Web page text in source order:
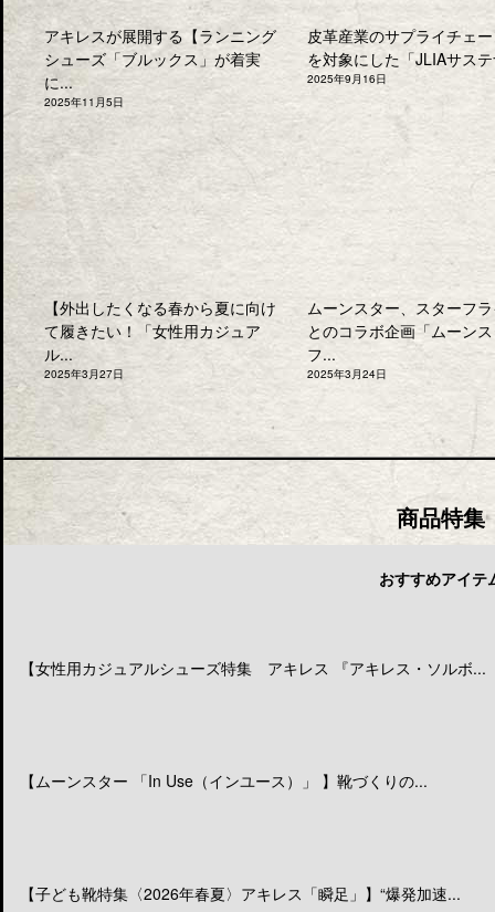
アキレスが展開する【ランニング
シューズ「ブルックス」が着実
に...
2025年11月5日
皮革産業のサプライチェ
を対象にした「JLIAサス
2025年9月16日
【外出したくなる春から夏に向け
て履きたい！「女性用カジュア
ル...
2025年3月27日
ムーンスター、スターフ
とのコラボ企画「ムーン
フ...
2025年3月24日
商品特集
おすすめアイテ
【女性用カジュアルシューズ特集 アキレス 『アキレス・ソルボ...
【ムーンスター 「In Use（インユース）」 】靴づくりの...
【子ども靴特集〈2026年春夏〉アキレス「瞬足」】“爆発加速...